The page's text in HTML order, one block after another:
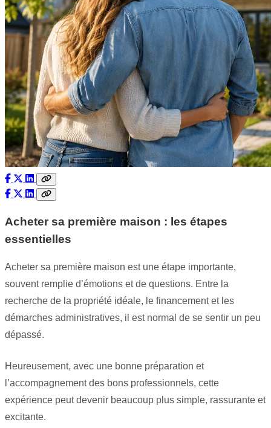
Acheter sa première maison : les étapes
essentielles
Acheter sa première maison est une étape importante,
souvent remplie d’émotions et de questions. Entre la
recherche de la propriété idéale, le financement et les
démarches administratives, il est normal de se sentir un peu
dépassé.
Heureusement, avec une bonne préparation et
l’accompagnement des bons professionnels, cette
expérience peut devenir beaucoup plus simple, rassurante et
excitante.